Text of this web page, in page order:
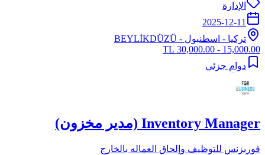
الإدارة
2025-12-11
تركيا - اسطنبول - BEYLİKDÜZÜ
15,000.00 - 30,000.00 TL
دوام جزئي
Inventory Manager (مدير مخزون)
فوربزنس للتوظيف وإلحاق العماله بالخارج